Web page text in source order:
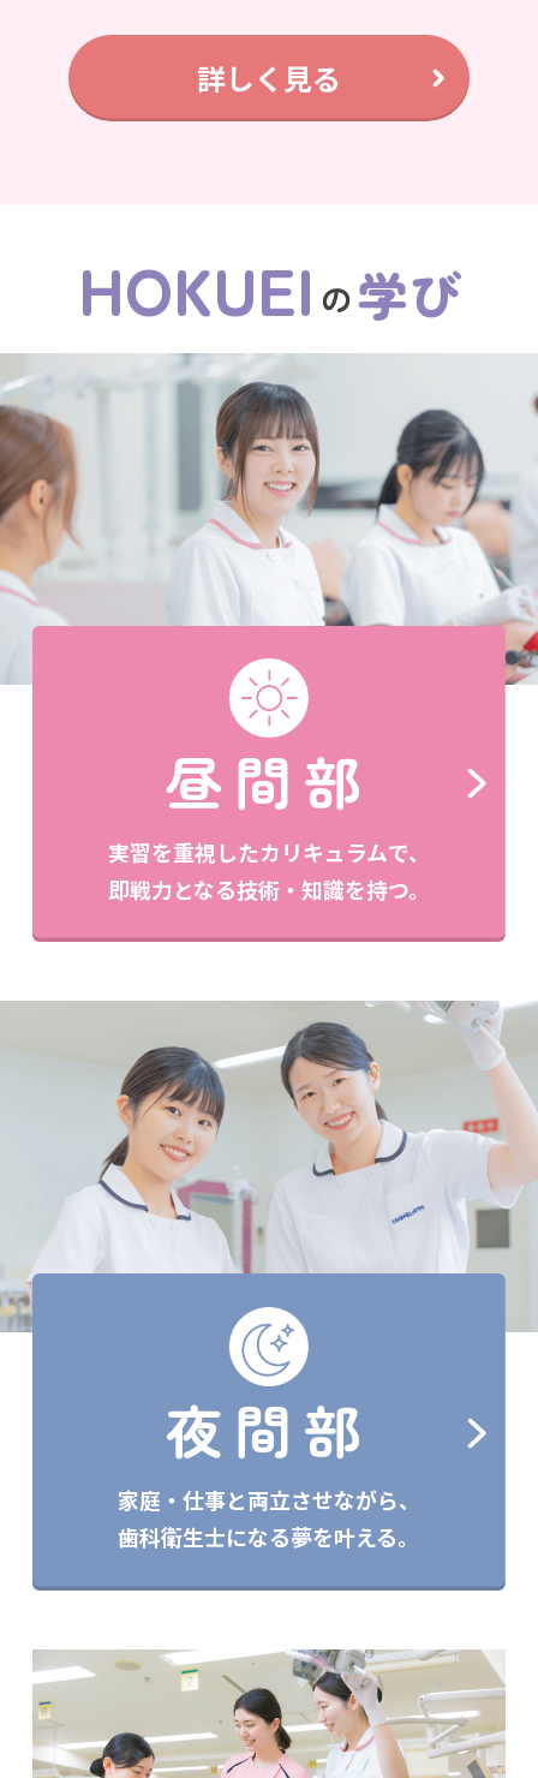
詳しく見る
HOKUEI の学び
昼間部
実習を重視したカリキュラムで、
即戦力となる技術・知識を持つ。
夜間部
家庭・仕事と両立させながら、
歯科衛生士になる夢を叶える。